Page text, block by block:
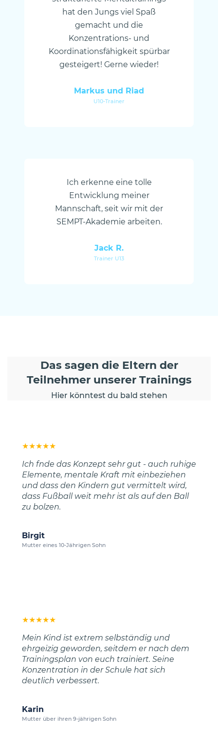
hat den Jungs viel Spaß
gemacht und die
Konzentrations- und
Koordinationsfähigkeit spürbar
gesteigert! Gerne wieder!
Markus und Riad
U10-Trainer
Ich erkenne eine tolle
Entwicklung meiner
Mannschaft, seit wir mit der
SEMPT-Akademie arbeiten.
Jack R.
Trainer U13
Das sagen die Eltern der
Teilnehmer unserer Trainings
Hier könntest du bald stehen
★★★★★
Ich fnde das Konzept sehr gut - auch ruhige
Elemente, mentale Kraft mit einbeziehen
und dass den Kindern gut vermittelt wird,
dass Fußball weit mehr ist als auf den Ball
zu bolzen.
Birgit
Mutter eines 10-Jährigen Sohn
★★★★★
Mein Kind ist extrem selbständig und
ehrgeizig geworden, seitdem er nach dem
Trainingsplan von euch trainiert. Seine
Konzentration in der Schule hat sich
deutlich verbessert.
Karin
Mutter über ihren 9-jährigen Sohn